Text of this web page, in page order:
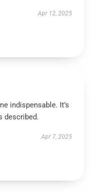
Apr 12, 2025
indispensable. It’s
described.
Apr 7, 2025